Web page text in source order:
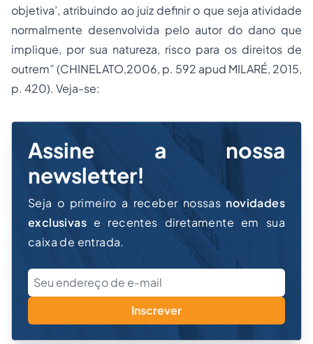
objetiva’, atribuindo ao juiz definir o que seja atividade
normalmente desenvolvida pelo autor do dano que
implique, por sua natureza, risco para os direitos de
outrem” (CHINELATO,2006, p. 592 apud MILARÉ, 2015,
p. 420). Veja-se:
Assine a nossa
newsletter!
Seja o primeiro a receber nossas novidades
exclusivas e recentes diretamente em sua
caixa de entrada.
Inscrever